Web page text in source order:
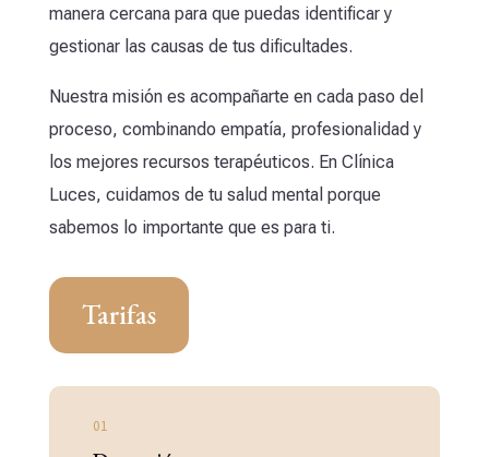
manera cercana para que puedas identificar y
gestionar las causas de tus dificultades.
Nuestra misión es acompañarte en cada paso del
proceso, combinando empatía, profesionalidad y
los mejores recursos terapéuticos. En Clínica
Luces, cuidamos de tu salud mental porque
sabemos lo importante que es para ti.
Tarifas
01